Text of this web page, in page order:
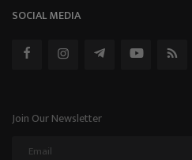
SOCIAL MEDIA
Join Our Newsletter